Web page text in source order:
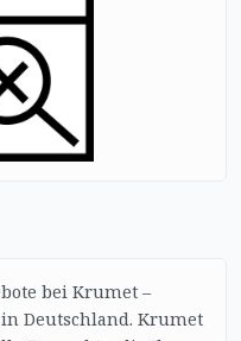
bei Krumet –
Deutschland. Krumet